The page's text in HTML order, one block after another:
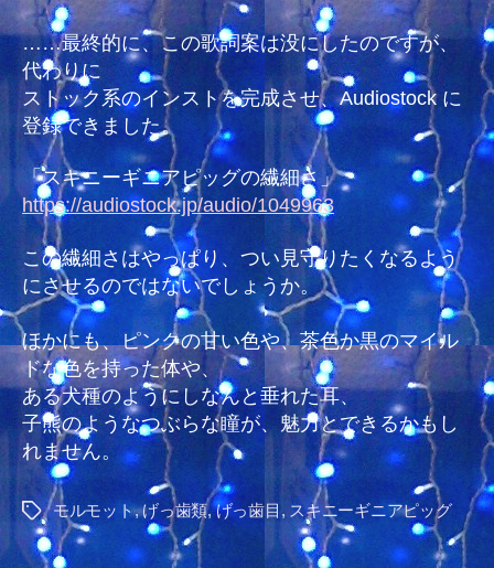
……最終的に、この歌詞案は没にしたのですが、
代わりに
ストック系のインストを完成させ、Audiostock に
登録できました。
「スキニーギニアピッグの繊細さ」
https://audiostock.jp/audio/1049963
この繊細さはやっぱり、つい見守りたくなるよう
にさせるのではないでしょうか。
ほかにも、ピンクの甘い色や、茶色か黒のマイル
ドな色を持った体や、
ある犬種のようにしなんと垂れた耳、
子熊のようなつぶらな瞳が、魅力とできるかもし
れません。
タ
グ
モルモット,げっ歯類,げっ歯目 , スキニーギニアピッグ